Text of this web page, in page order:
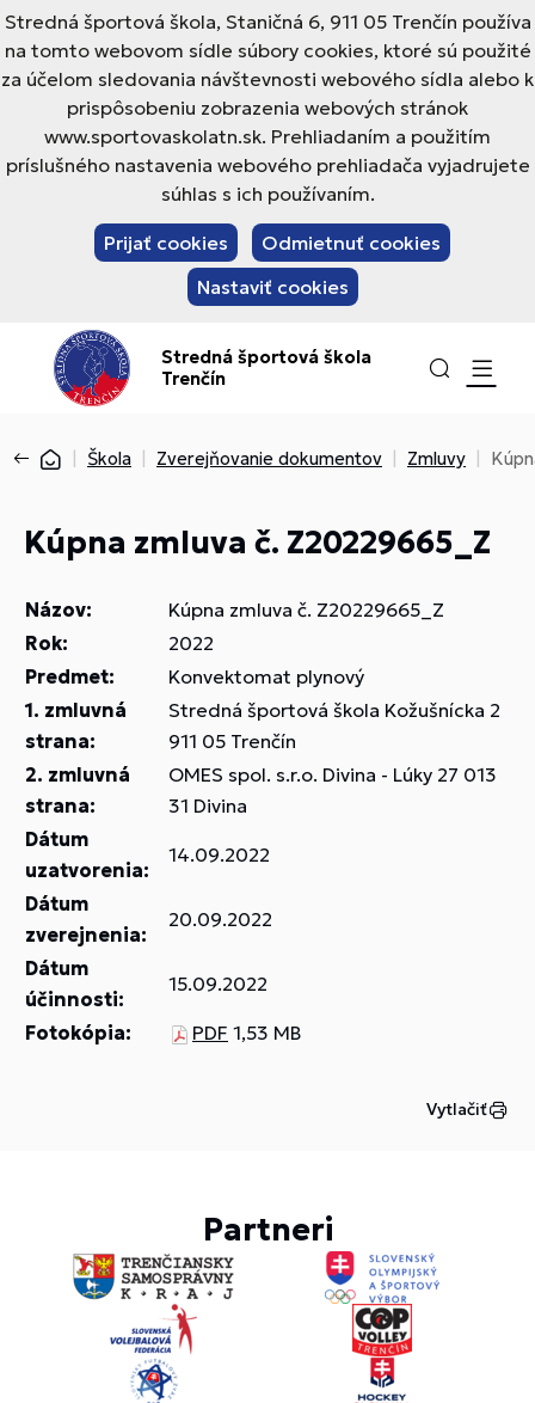
Stredná športová škola, Staničná 6, 911 05 Trenčín používa
na tomto webovom sídle súbory cookies, ktoré sú použité
za účelom sledovania návštevnosti webového sídla alebo k
prispôsobeniu zobrazenia webových stránok
www.sportovaskolatn.sk. Prehliadaním a použitím
príslušného nastavenia webového prehliadača vyjadrujete
súhlas s ich používaním.
Prijať cookies
Odmietnuť cookies
Nastaviť cookies
Stredná športová škola
Trenčín
Škola Zverejňovanie dokumentov Zmluvy
Kúpna zmluva č. Z20229665_Z
Názov:
Kúpna zmluva č. Z20229665_Z
Rok:
2022
Predmet:
Konvektomat plynový
1. zmluvná
strana:
Stredná športová škola Kožušnícka 2
911 05 Trenčín
2. zmluvná
strana:
OMES spol. s.r.o. Divina - Lúky 27 013
31 Divina
Dátum
uzatvorenia:
14.09.2022
Dátum
zverejnenia:
20.09.2022
Dátum
účinnosti:
15.09.2022
Fotokópia: PDF 1,53 MB
Vytlačiť
Partneri